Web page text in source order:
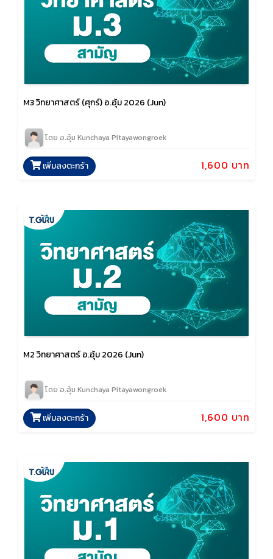
M3 วิทยาศาสตร์ (ศุกร์) อ.อุ้ม 2026 (Jun)
โดย อ.อุ้ม Kunchaya Pitayawongroek
1,600 บาท
เพิ่มลงตะกร้า
M2 วิทยาศาสตร์ อ.อุ้ม 2026 (Jun)
โดย อ.อุ้ม Kunchaya Pitayawongroek
1,600 บาท
เพิ่มลงตะกร้า